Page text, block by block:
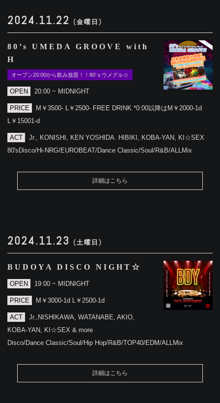
2024.11.22 (金曜日)
80’s UMEDA GROOVE with
H
オープン20:00から飲み放題！！80’ｓウメグル☆
OPEN 20:00 ~ MIDNIGHT
PRICE
M￥3500- L￥2500- FREE DRINK *0:00以降はM￥2000-1d
L￥15001-d
ACT
Jr., KONISHI, KEN YOSHIDA. HIBIKI, KOBA-YAN, KI☆SEX
80'sDisco/Hi-NRG/EUROBEAT/Dance Classic/Soul/R&B/ALLMix
詳細はこちら
2024.11.23 (土曜日)
BUDOYA DISCO NIGHT☆
OPEN 19:00 ~ MIDNIGHT
PRICE M￥3000-1d L￥2500-1d
ACT
Jr.,NISHIKAWA, WATANABE, AKIO,
KOBA-YAN, KI☆SEX & more
Disco/Dance Classic/Soul/Hip Hop/R&B/TOP40/EDM/ALLMix
詳細はこちら